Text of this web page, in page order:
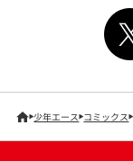
少年エース コミックス